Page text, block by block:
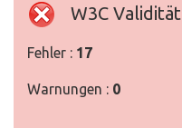
W3C Validität
Fehler : 17
Warnungen : 0